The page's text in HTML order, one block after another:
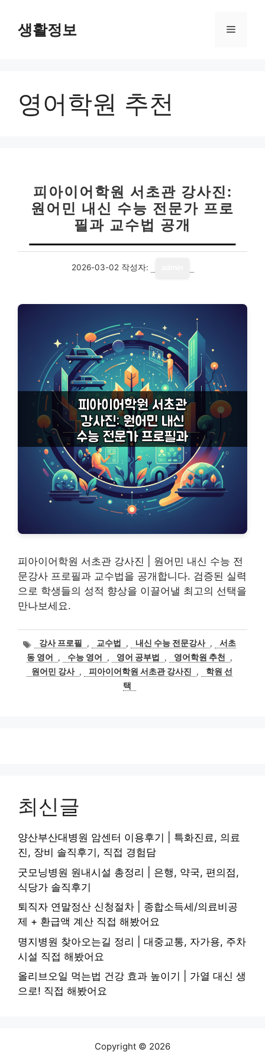
생활정보 메
영어학원 추천
피아이어학원 서초관 강사진:
원어민 내신 수능 전문가 프로
필과 교수법 공개
2026-03-02 작성자:
피아이어학원 서초관 강사진 | 원어민 내신 수능 전
문강사 프로필과 교수법을 공개합니다. 검증된 실력
으로 학생들의 성적 향상을 이끌어낼 최고의 선택을
만나보세요.
태
그
강사 프로필 , 교수법 , 내신 수능 전문강사 ,
서초
동 영어
, 수능 영어 , 영어 공부법 , 영어학원 추천
,
원어민 강사 , 피아이어학원 서초관 강사진 ,
학원 선
택
최신글
양산부산대병원 암센터 이용후기 | 특화진료, 의료
진, 장비 솔직후기, 직접 경험담
굿모닝병원 원내시설 총정리 | 은행, 약국, 편의점,
식당가 솔직후기
퇴직자 연말정산 신청절차 | 종합소득세/의료비공
제 + 환급액 계산 직접 해봤어요
명지병원 찾아오는길 정리 | 대중교통, 자가용, 주차
시설 직접 해봤어요
올리브오일 먹는법 건강 효과 높이기 | 가열 대신 생
으로! 직접 해봤어요
Copyright © 2026